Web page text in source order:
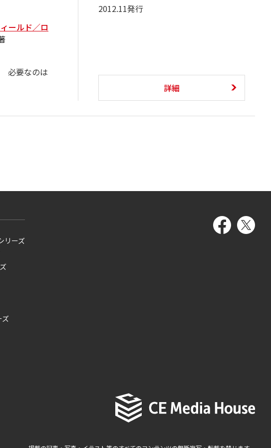
ールド／ロ
必要なのは
2012.11発行
詳細
リーズ
ズ